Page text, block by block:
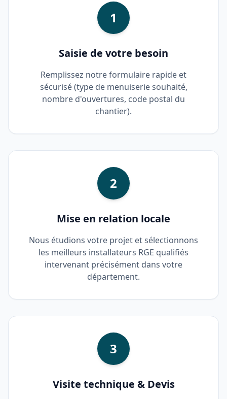
1
Saisie de votre besoin
Remplissez notre formulaire rapide et
sécurisé (type de menuiserie souhaité,
nombre d'ouvertures, code postal du
chantier).
2
Mise en relation locale
Nous étudions votre projet et sélectionnons
les meilleurs installateurs RGE qualifiés
intervenant précisément dans votre
département.
3
Visite technique & Devis